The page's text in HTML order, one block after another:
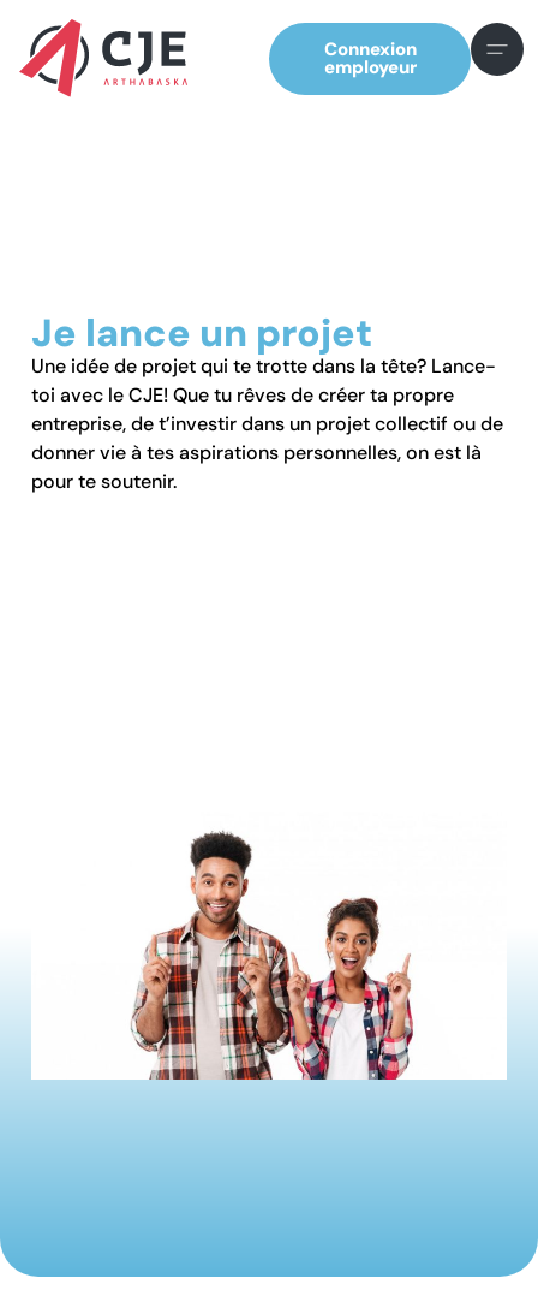
Connexion
employeur
Je lance un projet
Une idée de projet qui te trotte dans la tête? Lance-
toi avec le CJE! Que tu rêves de créer ta propre
entreprise, de t’investir dans un projet collectif ou de
donner vie à tes aspirations personnelles, on est là
pour te soutenir.